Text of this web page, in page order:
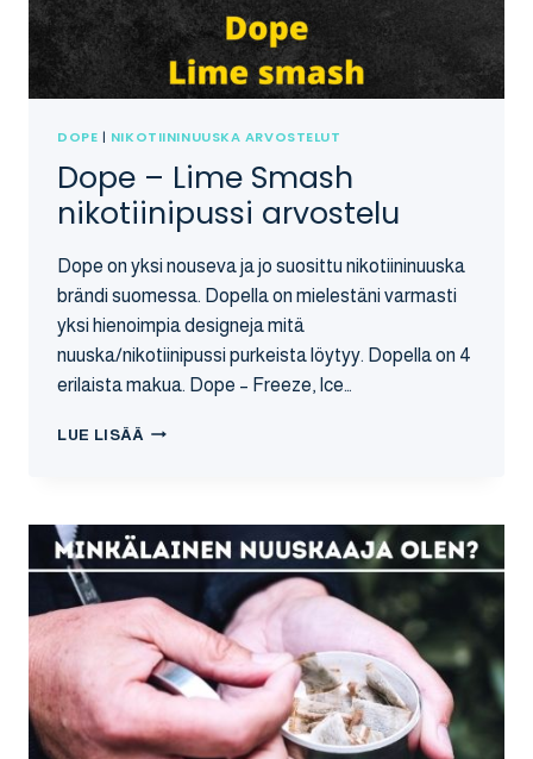
DOPE | NIKOTIININUUSKA ARVOSTELUT
Dope – Lime Smash
nikotiinipussi arvostelu
Dope on yksi nouseva ja jo suosittu nikotiininuuska
brändi suomessa. Dopella on mielestäni varmasti
yksi hienoimpia designeja mitä
nuuska/nikotiinipussi purkeista löytyy. Dopella on 4
erilaista makua. Dope – Freeze, Ice…
LUE LISÄÄ DOPE
NIKOTIINIPUSSI
ARVOSTELU